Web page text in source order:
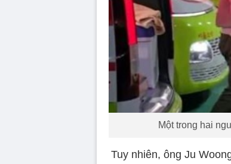
Một trong hai
Tuy nhiên, ông Ju